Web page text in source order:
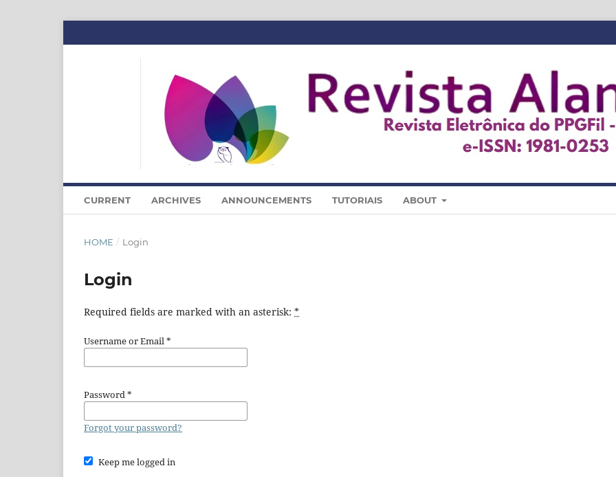
CURRENT ARCHIVES ANNOUNCEMENTS TUTORIAIS ABOUT
HOME / Login
Login
Required fields are marked with an asterisk: *
Username or Email*
Password*
Forgot your password?
Keep me logged in